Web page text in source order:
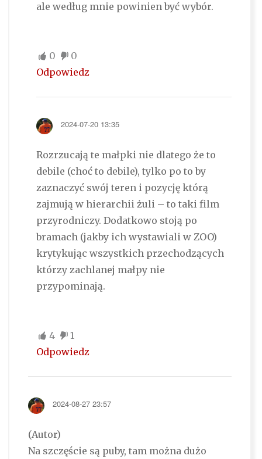
ale według mnie powinien być wybór.
0
0
Odpowiedz
2024-07-20 13:35
Rozrzucają te małpki nie dlatego że to
debile (choć to debile), tylko po to by
zaznaczyć swój teren i pozycję którą
zajmują w hierarchii żuli – to taki film
przyrodniczy. Dodatkowo stoją po
bramach (jakby ich wystawiali w ZOO)
krytykując wszystkich przechodzących
którzy zachlanej małpy nie
przypominają.
4
1
Odpowiedz
2024-08-27 23:57
(Autor)
Na szczęście są puby, tam można dużo